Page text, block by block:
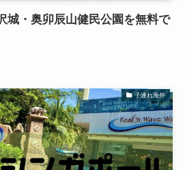
城・奥卯辰山健民公園を無料で
子連れ海外